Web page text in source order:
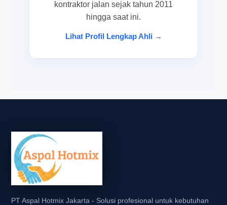
kontraktor jalan sejak tahun 2011
hingga saat ini.
Lihat Profil Lengkap Ahli →
PT Aspal Hotmix Jakarta - Solusi profesional untuk kebutuhan